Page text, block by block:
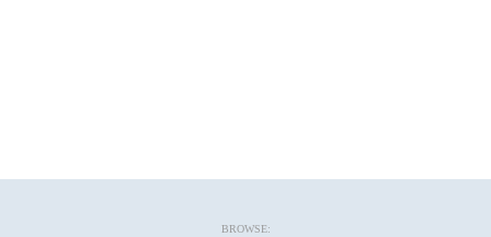
BROWSE: